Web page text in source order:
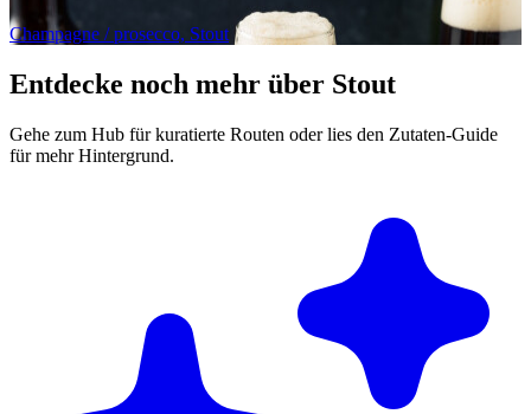
Champagne / prosecco, Stout
Entdecke noch mehr über Stout
Gehe zum Hub für kuratierte Routen oder lies den Zutaten-Guide
für mehr Hintergrund.